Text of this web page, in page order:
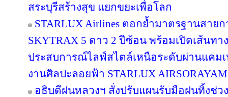
สระบุรีสร้างสุข แยกขยะเพื่อโลก
STARLUX Airlines ตอกย้ำมาตรฐานสาย
SKYTRAX 5 ดาว 2 ปีซ้อน พร้อมเปิดเส้นทา
ประสบการณ์ไลฟ์สไตล์เหนือระดับผ่านแคมเ
งานศิลปะลอยฟ้า STARLUX
อธิบดีฝนหลวงฯ สั่งปรับแผนรับมือฝนทิ้งช่ว